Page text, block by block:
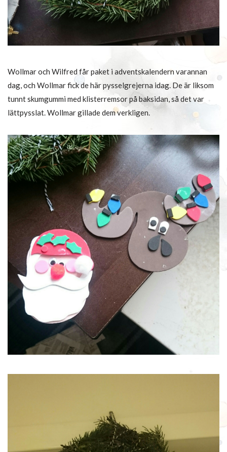
Wollmar och Wilfred får paket i adventskalendern varannan
dag, och Wollmar fick de här pysselgrejerna idag. De är liksom
tunnt skumgummi med klisterremsor på baksidan, så det var
lättpysslat. Wollmar gillade dem verkligen.